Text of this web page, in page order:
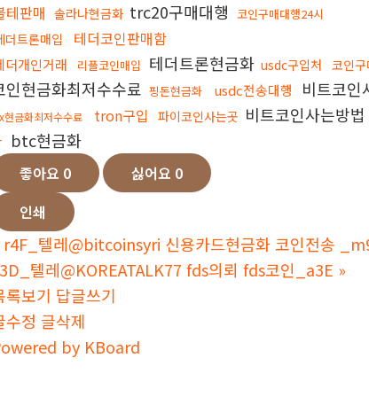
테판매 솔라나현금화 trc20구매대행 코인구매대행24시
더트론매입 테더코인판매함
더개인거래 리플코인매입 테더트론현금화 usdc구입처 코인
인현금화최저수수료 핑돈현금화 usdc전송대행 비트코인
현금화최저수수료 tron구입 파이코인사는곳 비트코인사는방법
btc현금화
좋아요 0 싫어요 0
인쇄
r4F_텔레@bitcoinsyri 신용카드현금화 코인전송
텔레@KOREATALK77 fds의뢰 fds코인_a3E »
록보기 답글쓰기
수정 글삭제
by KBoard